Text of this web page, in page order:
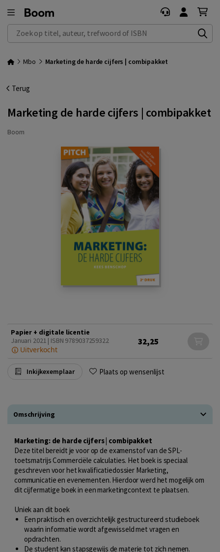
Zoek op titel, auteur, trefwoord of ISBN
Mbo Marketing de harde cijfers | combipakket
Terug
Marketing de harde cijfers | combipakket
Boom
Papier + digitale licentie
Januari 2021 | ISBN 9789037259322
Uitverkocht
32,25
Inkijkexemplaar Plaats op wensenlijst
Omschrijving
Marketing: de harde cijfers | combipakket
Deze titel bereidt je voor op de examenstof van de SPL-
toetsmatrijs Commerciële calculaties. Het boek is speciaal
geschreven voor het kwalificatiedossier Marketing,
communicatie en evenementen. Hierdoor werd het mogelijk om
dit cijfermatige boek in een marketingcontext te plaatsen.
Uniek aan dit boek
Een praktisch en overzichtelijk gestructureerd studieboek
waarin informatie wordt afgewisseld met vragen en
opdrachten.
De student kan stapsgewijs de materie tot zich nemen.